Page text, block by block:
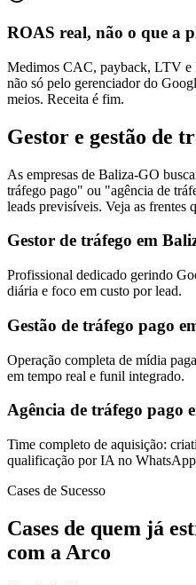
ROAS real, não o que a
Medimos CAC, payback, LTV
não só pelo gerenciador do
meios. Receita é fim.
Gestor e gestão de
As empresas de Baliza-GO
tráfego pago" ou "agência de
leads previsíveis. Veja as frentes
Gestor de tráfego em
Profissional dedicado gerindo
diária e foco em custo por lead.
Gestão de tráfego pago
Operação completa de mídia
em tempo real e funil integrado.
Agência de tráfego pago
Time completo de aquisição:
qualificação por IA no
Cases de Sucesso
Cases de quem já
com a Arco